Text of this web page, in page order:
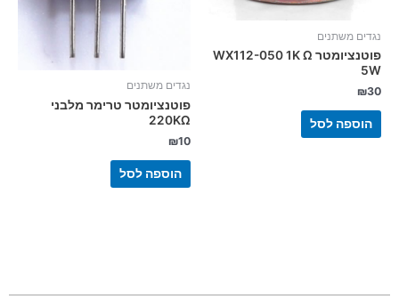
נגדים משתנים
פוטנציומטר WX112-050 1K Ω
5W
₪30
הוספה לסל
נגדים משתנים
פוטנציומטר טרימר מלבני
220KΩ
₪10
הוספה לסל